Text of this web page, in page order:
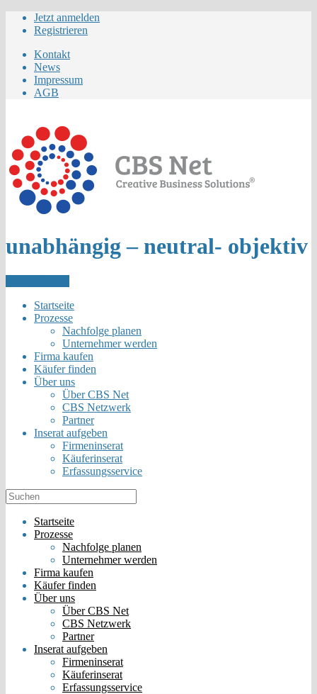
Jetzt anmelden
Registrieren
Kontakt
News
Impressum
AGB
unabhängig – neutral- objektiv
Startseite
Prozesse
Nachfolge planen
Unternehmer werden
Firma kaufen
Käufer finden
Über uns
Über CBS Net
CBS Netzwerk
Partner
Inserat aufgeben
Firmeninserat
Käuferinserat
Erfassungsservice
Startseite
Prozesse
Nachfolge planen
Unternehmer werden
Firma kaufen
Käufer finden
Über uns
Über CBS Net
CBS Netzwerk
Partner
Inserat aufgeben
Firmeninserat
Käuferinserat
Erfassungsservice